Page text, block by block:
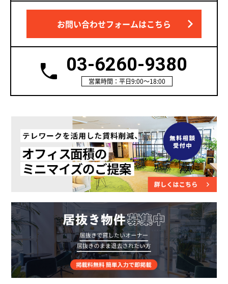
お問い合わせフォームはこちら
03-6260-9380
営業時間：平日9:00～18:00